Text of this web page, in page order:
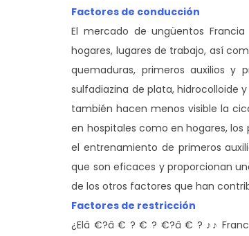
Factores de conducción
El mercado de ungüentos
hogares, lugares de trabajo, así
quemaduras, primeros auxilios y
sulfadiazina de plata, hidrocolloide
también hacen menos visible la
en hospitales como en hogares,
el entrenamiento de primeros
que son eficaces y proporcionan
de los otros factores que han
Factores de restricción
¿Elâ €?â € ? € ? €?â € ? ♪♪